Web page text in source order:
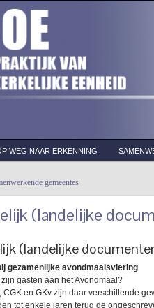
WEG NAAR ERKENNING
gemeentes
(landelijke
(landelijke
gezamenlijke avondmaalsviering
gasten aan het Avondmaal?
CGK en GKv zijn daar verschillende
tot enkele jaren terug de